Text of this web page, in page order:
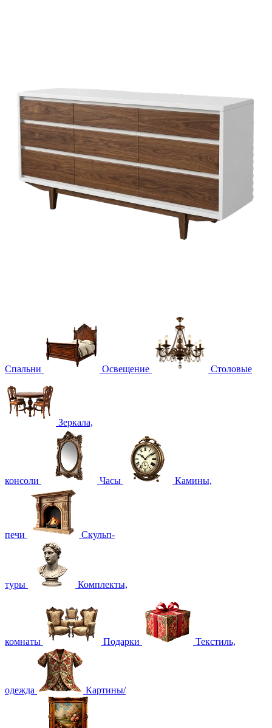
Спальни Освещение Столовые
Зеркала,
консоли Часы Камины,
печи Скульп-
туры Комплекты,
комнаты Подарки Текстиль,
одежда Картины/